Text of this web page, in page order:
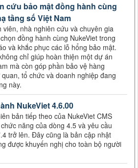
cứu bảo mật đồng hành cùng
tầng số Việt Nam
viên, nhà nghiên cứu và chuyên gia
đồng hành cùng NukeViet trong
và khắc phục các lỗ hổng bảo mật.
chỉ giúp hoàn thiện một dự án
mà còn góp phần bảo vệ hàng
tổ chức và doanh nghiệp đang
này.
NukeViet 4.6.00
bản tiếp theo của NukeViet CMS
năng của dòng 4.5 và yêu cầu
trở lên. Đây cũng là bản cập nhật
được khuyến nghị cho toàn bộ người